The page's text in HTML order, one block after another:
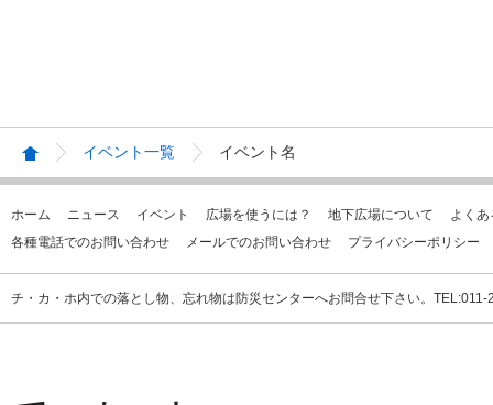
イベント一覧 イベント名
ホーム ニュース イベント 広場を使うには？ 地下広場について
よく
各種電話でのお問い合わせ
メールでのお問い合わせ プライバシーポリシー
チ・カ・ホ内での落とし物、忘れ物は防災センターへお問合せ下さい。